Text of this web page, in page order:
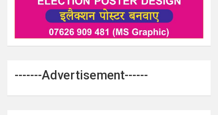
-------Advertisement------